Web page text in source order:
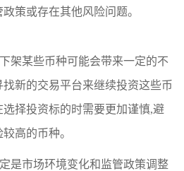
策或存在其他风险问题。
架某些币种可能会带来一定的不
新的交易平台来继续投资这些币
择投资标的时需要更加谨慎,避
高的币种。
是市场环境变化和监管政策调整